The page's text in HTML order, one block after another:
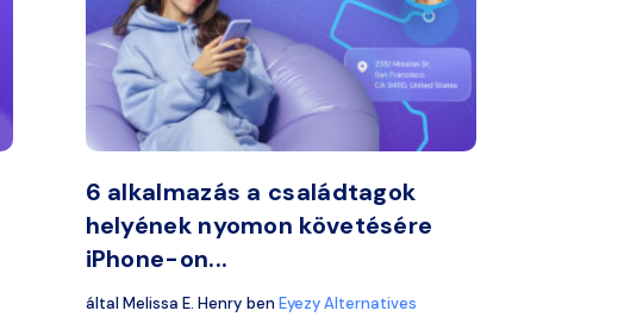
meg ezt a cikket
Link másolása
Ossza meg ezt a
Twitter
6 alkalmazás a családtagok
helyének nyomon követésére
iPhone-on...
által Melissa E. Henry ben Eyezy Alternatives